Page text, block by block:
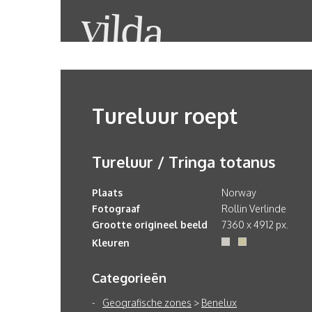
Tureluur roept
Tureluur / Tringa totanus
Plaats
Norway
Fotograaf
Rollin Verlinde
Grootte origineel beeld
7360 x 4912 px.
Kleuren
Categorieën
Geografische zones > Benelux